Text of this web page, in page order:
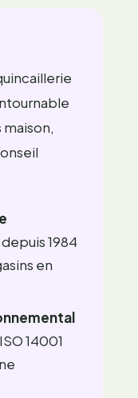
1984
en
14001